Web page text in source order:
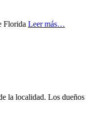
Florida Leer más…
la localidad. Los dueños